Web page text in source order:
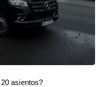
asientos?